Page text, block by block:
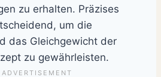
zu erhalten. Präzises
um die
das Gleichgewicht der
zu gewährleisten.